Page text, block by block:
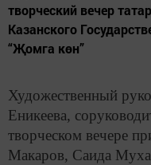
творческий вечер
Казанского
“Җомга көн”
Художественный
Еникеева,
творческом вечере
Макаров, Саида